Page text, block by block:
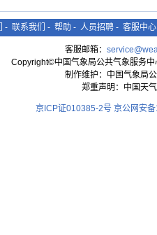
- 联系我们 - 帮助 - 人员招聘 - 客服中心
客服邮箱：
Copyright©中国气象局公共气象服务
制作维护：中国气象局
郑重声明：中国天
京ICP证010385-2号 京公网安